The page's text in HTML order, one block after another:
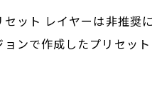
ット レイヤーは非推奨
ンで作成したプリセッ